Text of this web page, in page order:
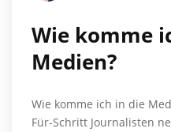
Wie komme
Medien?
Wie komme ich in die
Für-Schritt Journalisten